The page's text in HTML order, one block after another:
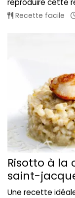
reproduire cette
Recette facile
Risotto à
saint-
Une recette